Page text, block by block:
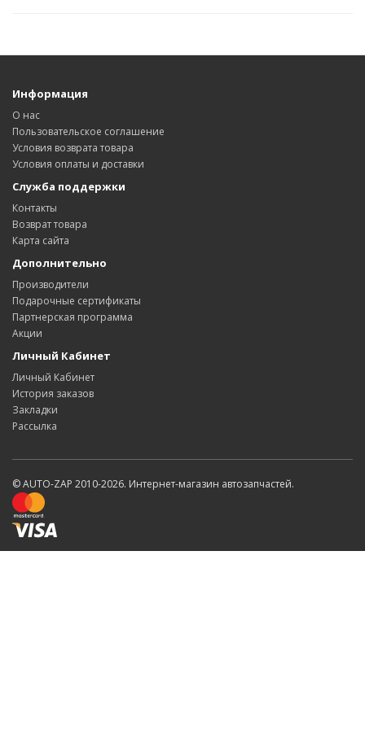
Информация
О нас
Пользовательское соглашение
Условия возврата товара
Условия оплаты и доставки
Служба поддержки
Контакты
Возврат товара
Карта сайта
Дополнительно
Производители
Подарочные сертификаты
Партнерская программа
Акции
Личный Кабинет
Личный Кабинет
История заказов
Закладки
Рассылка
© AUTO-ZAP 2010-2026. Интернет-магазин автозапчастей.